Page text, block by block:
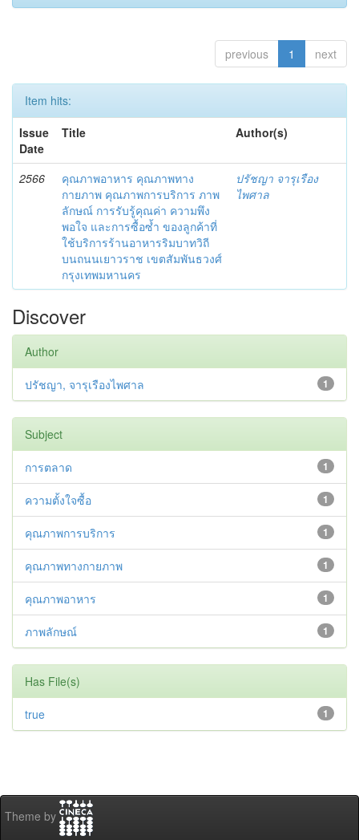
previous 1 next
Item hits:
Issue
Date
Title Author(s)
2566
คุณภาพอาหาร คุณภาพทาง
กายภาพ คุณภาพการบริการ ภาพ
ลักษณ์ การรับรู้คุณค่า ความพึง
พอใจ และการซื้อซ้ำ ของลูกค้าที่
ใช้บริการร้านอาหารริมบาทวิถี
บนถนนเยาวราช เขตสัมพันธวงศ์
กรุงเทพมหานคร
ปรัชญา จารุเรือง
ไพศาล
Discover
Author
1
ปรัชญา, จารุเรืองไพศาล
Subject
1
การตลาด
1
ความตั้งใจซื้อ
1
คุณภาพการบริการ
1
คุณภาพทางกายภาพ
1
คุณภาพอาหาร
1
ภาพลักษณ์
Has File(s)
1
true
Theme by